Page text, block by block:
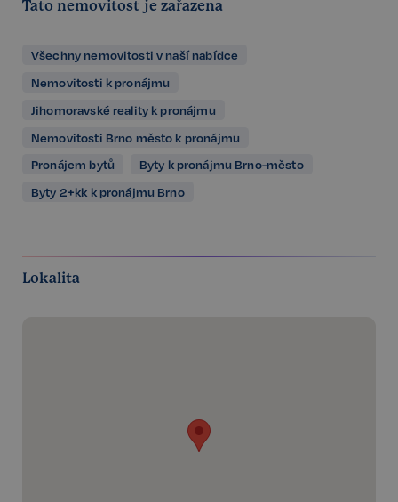
Tato nemovitost je zařazena
Všechny nemovitosti v naší nabídce
Nemovitosti k pronájmu
Jihomoravské reality k pronájmu
Nemovitosti Brno město k pronájmu
Pronájem bytů
Byty k pronájmu Brno-město
Byty 2+kk k pronájmu Brno
Lokalita